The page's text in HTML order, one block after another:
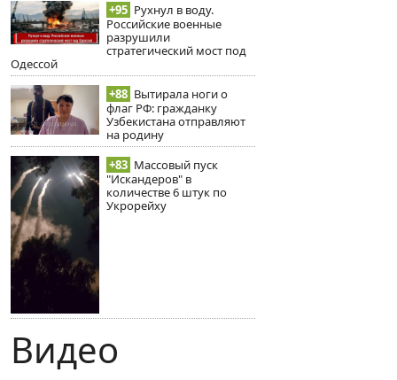
+95 Рухнул в воду.
Российские военные
разрушили
стратегический мост под
Одессой
+88 Вытирала ноги о
флаг РФ: гражданку
Узбекистана отправляют
на родину
+83 Массовый пуск
"Искандеров" в
количестве 6 штук по
Укрорейху
Видео